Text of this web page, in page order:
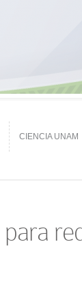
CIENCIA UNAM